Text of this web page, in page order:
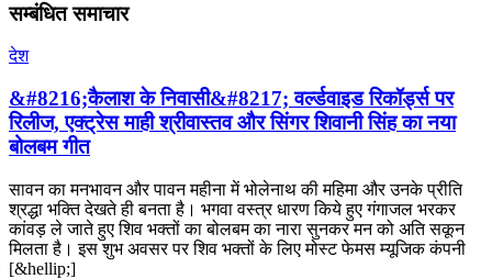
सम्बंधित समाचार
देश
&#8216;कैलाश के निवासी&#8217; वर्ल्डवाइड रिकॉर्ड्स पर
रिलीज, एक्ट्रेस माही श्रीवास्तव और सिंगर शिवानी सिंह का नया
बोलबम गीत
सावन का मनभावन और पावन महीना में भोलेनाथ की महिमा और उनके प्रीति
श्रद्धा भक्ति देखते ही बनता है। भगवा वस्त्र धारण किये हुए गंगाजल भरकर
कांवड़ ले जाते हुए शिव भक्तों का बोलबम का नारा सुनकर मन को अति सकून
मिलता है। इस शुभ अवसर पर शिव भक्तों के लिए मोस्ट फेमस म्यूजिक कंपनी
[&hellip;]